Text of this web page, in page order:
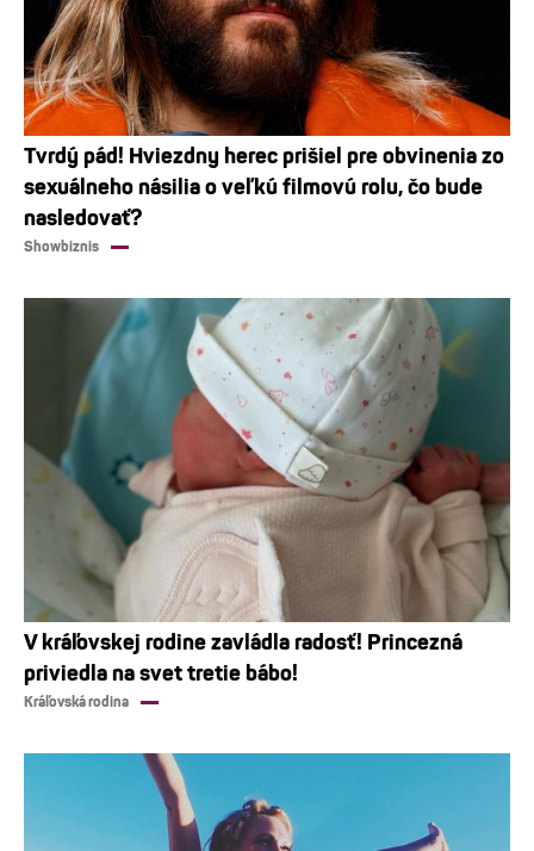
Tvrdý pád! Hviezdny herec prišiel pre obvinenia zo
sexuálneho násilia o veľkú filmovú rolu, čo bude
nasledovať?
Showbiznis
V kráľovskej rodine zavládla radosť! Princezná
priviedla na svet tretie bábo!
Kráľovská rodina